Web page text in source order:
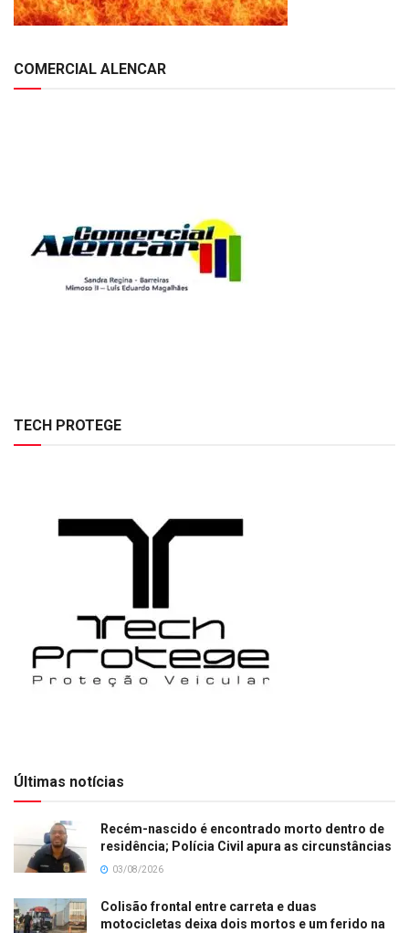
COMERCIAL ALENCAR
TECH PROTEGE
Últimas notícias
Recém-nascido é encontrado morto dentro de
residência; Polícia Civil apura as circunstâncias
03/08/2026
Colisão frontal entre carreta e duas
motocicletas deixa dois mortos e um ferido na